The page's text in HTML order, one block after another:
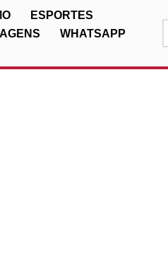
ESPORTES
WHATSAPP